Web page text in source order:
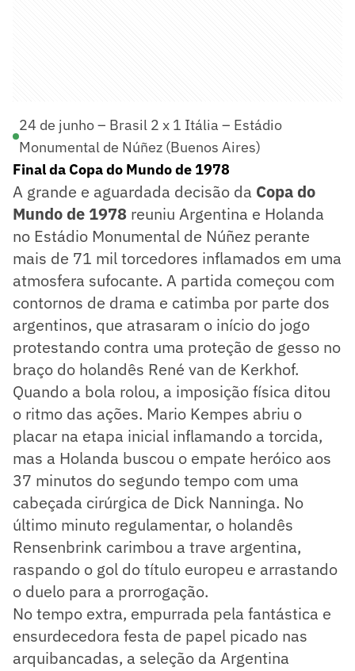
24 de junho – Brasil 2 x 1 Itália – Estádio
Monumental de Núñez (Buenos Aires)
Final da Copa do Mundo de 1978
A grande e aguardada decisão da Copa do
Mundo de 1978 reuniu Argentina e Holanda
no Estádio Monumental de Núñez perante
mais de 71 mil torcedores inflamados em uma
atmosfera sufocante. A partida começou com
contornos de drama e catimba por parte dos
argentinos, que atrasaram o início do jogo
protestando contra uma proteção de gesso no
braço do holandês René van de Kerkhof.
Quando a bola rolou, a imposição física ditou
o ritmo das ações. Mario Kempes abriu o
placar na etapa inicial inflamando a torcida,
mas a Holanda buscou o empate heróico aos
37 minutos do segundo tempo com uma
cabeçada cirúrgica de Dick Nanninga. No
último minuto regulamentar, o holandês
Rensenbrink carimbou a trave argentina,
raspando o gol do título europeu e arrastando
o duelo para a prorrogação.
No tempo extra, empurrada pela fantástica e
ensurdecedora festa de papel picado nas
arquibancadas, a seleção da Argentina